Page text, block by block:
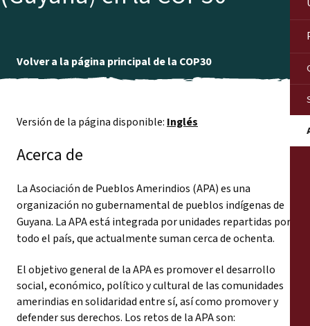
Volver a la página principal de la COP30
Versión de la página disponible: Inglés
Acerca de
La Asociación de Pueblos Amerindios (APA)es una
organización no gubernamental de pueblos indígenas de
Guyana. La APA está integrada por unidades repartidas por
todo el país, que actualmente suman cerca de ochenta.
El objetivo general de la APA es promover el desarrollo
social, económico, político y cultural de las comunidades
amerindias en solidaridad entre sí, así como promover y
defender sus derechos. Los retos de la APA son: